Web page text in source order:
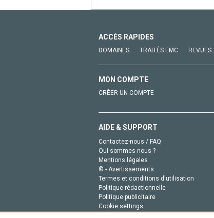
ACCÈS RAPIDES
DOMAINES TRAITÉS EMC REVUES
MON COMPTE
CRÉER UN COMPTE
AIDE & SUPPORT
Contactez-nous / FAQ
Qui sommes-nous ?
Mentions légales
© - Avertissements
Termes et conditions d'utilisation
Politique rédactionnelle
Politique publicitaire
Cookie settings